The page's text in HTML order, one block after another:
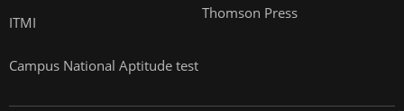
ITMI
Campus National Aptitude test
Thomson Press